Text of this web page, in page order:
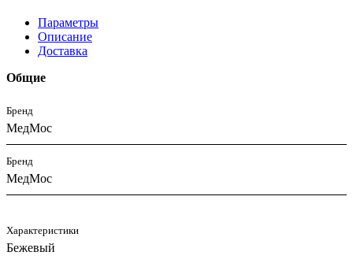
Параметры
Описание
Доставка
Общие
Бренд
МедМос
Бренд
МедМос
Характеристики
Бежевый